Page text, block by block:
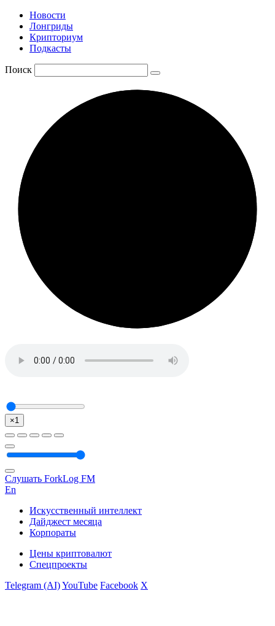
Новости
Лонгриды
Крипториум
Подкасты
Поиск
×1
Слушать ForkLog FM
En
Искусственный интеллект
Дайджест месяца
Корпораты
Цены криптовалют
Спецпроекты
Telegram (AI)YouTube Facebook X